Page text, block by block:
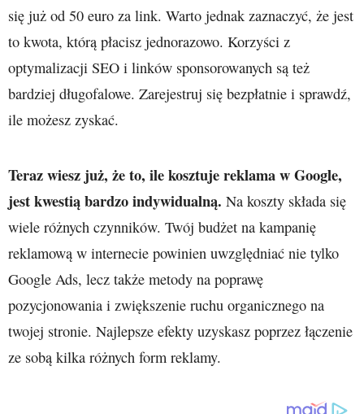
się już od 50 euro za link. Warto jednak zaznaczyć, że jest
to kwota, którą płacisz jednorazowo. Korzyści z
optymalizacji SEO i linków sponsorowanych są też
bardziej długofalowe. Zarejestruj się bezpłatnie i sprawdź,
ile możesz zyskać.
Teraz wiesz już, że to, ile kosztuje reklama w Google,
jest kwestią bardzo indywidualną. Na koszty składa się
wiele różnych czynników. Twój budżet na kampanię
reklamową w internecie powinien uwzględniać nie tylko
Google Ads, lecz także metody na poprawę
pozycjonowania i zwiększenie ruchu organicznego na
twojej stronie. Najlepsze efekty uzyskasz poprzez łączenie
ze sobą kilka różnych form reklamy.